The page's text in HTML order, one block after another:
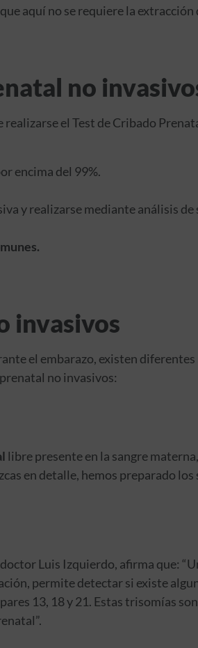
aquí no se requiere la
no
el Test de Cribado
encima del 99%.
y realizarse mediante análisis de
invasivos
el embarazo, existen diferentes
no invasivos:
libre presente en la sangre
en detalle, hemos preparado
Luis Izquierdo, afirma que:
permite detectar si existe
13, 18 y 21. Estas trisomías